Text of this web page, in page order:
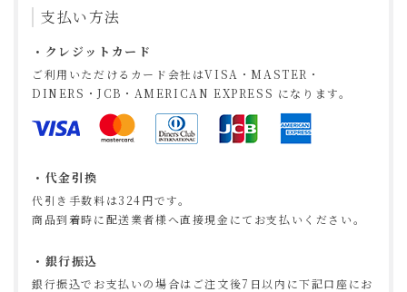
支払い方法
クレジットカード
ご利用いただけるカード会社はVISA・MASTER・
DINERS・JCB・AMERICAN EXPRESS になります。
代金引換
代引き手数料は324円です。
商品到着時に配送業者様へ直接現金にてお支払いください。
銀行振込
銀行振込でお支払いの場合はご注文後7日以内に下記口座にお